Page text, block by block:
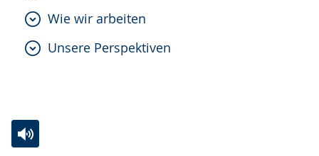
Wie wir arbeiten
Unsere Perspektiven